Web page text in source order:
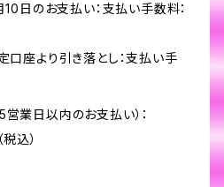
10日のお支払い：支払い手数料：
口座より引き落とし：支払い手
業日以内のお支払い）：
込）